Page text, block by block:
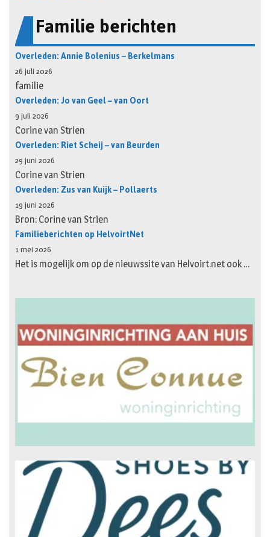
Familie berichten
Overleden: Annie Bolenius – Berkelmans
26 juli 2026
familie
Overleden: Jo van Geel – van Oort
9 juli 2026
Corine van Strien
Overleden: Riet Scheij – van Beurden
29 juni 2026
Corine van Strien
Overleden: Zus van Kuijk – Pollaerts
19 juni 2026
Bron: Corine van Strien
Familieberichten op HelvoirtNet
1 mei 2026
Het is mogelijk om op de nieuwssite van Helvoirt.net ook …